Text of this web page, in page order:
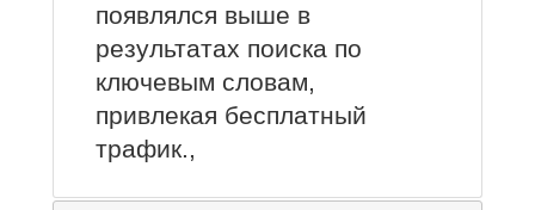
появлялся выше в
результатах поиска по
ключевым словам,
привлекая бесплатный
трафик.,